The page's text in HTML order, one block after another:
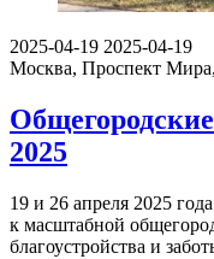
2025-04-19 2025-04-19
Москва, Проспект
2025
19 и 26 апреля 2025
к масштабной
благоустройства и